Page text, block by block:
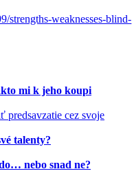
strengths-weaknesses-blind-
mi k jeho koupi
talenty?
nebo snad ne?